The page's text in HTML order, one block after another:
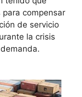
compensar
de servicio
la crisis